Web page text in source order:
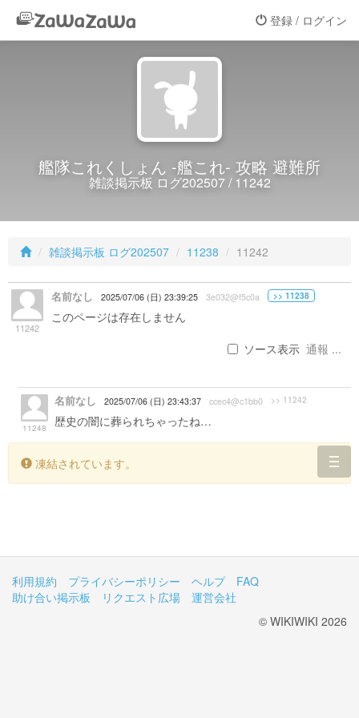
登録 / ログイン
艦隊これくしょん -艦これ- 攻略 避難所
雑談掲示板 ログ202507 / 11242
雑談掲示板 ログ202507 11238 11242
11242
名前なし 2025/07/06 (日) 23:39:25 3e032@f5c0a >> 11238
このページは存在しません
ソース表示 通報 ...
11248
名前なし 2025/07/06 (日) 23:43:37 ccec4@c1bb0 >> 11242
歴史の闇に葬られちゃったね…
凍結されています。
利用規約 プライバシーポリシー ヘルプ
FAQ
助け合い掲示板
リクエスト広場
運営会社
© WIKIWIKI 2026